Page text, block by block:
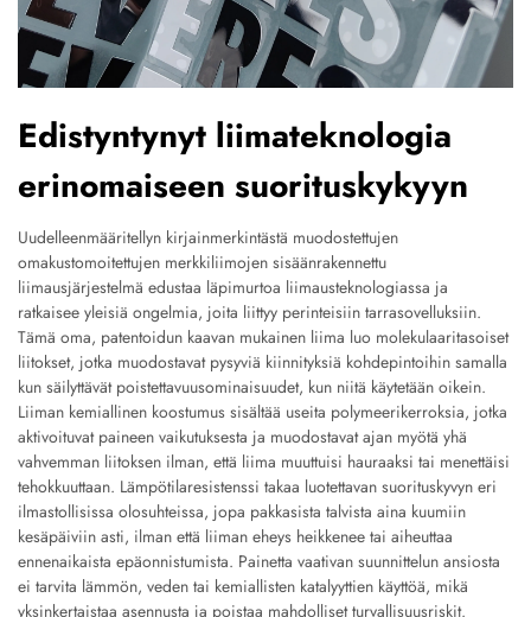
Edistyntynyt liimateknologia
erinomaiseen suorituskykyyn
Uudelleenmääritellyn kirjainmerkintästä muodostettujen
omakustomoitettujen merkkiliimojen sisäänrakennettu
liimausjärjestelmä edustaa läpimurtoa liimausteknologiassa ja
ratkaisee yleisiä ongelmia, joita liittyy perinteisiin tarrasovelluksiin.
Tämä oma, patentoidun kaavan mukainen liima luo molekulaaritasoiset
liitokset, jotka muodostavat pysyviä kiinnityksiä kohdepintoihin samalla
kun säilyttävät poistettavuusominaisuudet, kun niitä käytetään oikein.
Liiman kemiallinen koostumus sisältää useita polymeerikerroksia, jotka
aktivoituvat paineen vaikutuksesta ja muodostavat ajan myötä yhä
vahvemman liitoksen ilman, että liima muuttuisi hauraaksi tai menettäisi
tehokkuuttaan. Lämpötilaresistenssi takaa luotettavan suorituskyvyn eri
ilmastollisissa olosuhteissa, jopa pakkasista talvista aina kuumiin
kesäpäiviin asti, ilman että liiman eheys heikkenee tai aiheuttaa
ennenaikaista epäonnistumista. Painetta vaativan suunnittelun ansiosta
ei tarvita lämmön, veden tai kemiallisten katalyyttien käyttöä, mikä
yksinkertaistaa asennusta ja poistaa mahdolliset turvallisuusriskit.